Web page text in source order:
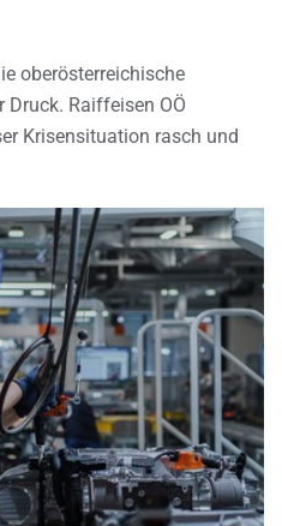
oberösterreichische
Raiffeisen OÖ
Krisensituation rasch und